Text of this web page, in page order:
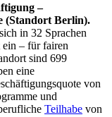
–
(Standort Berlin).
in 32 Sprachen
– für fairen
sind 699
eine
von
und
Teilhabe von